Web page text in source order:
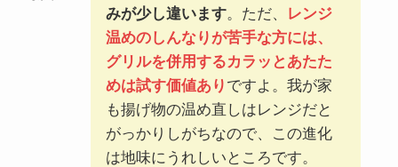
みが少し違います。ただ、
レンジ
温めのしんなりが苦手な方には、
グリルを併用するカラッとあたた
めは試す価値あり ですよ。我が家
も揚げ物の温め直しはレンジだと
がっかりしがちなので、この進化
は地味にうれしいところです。